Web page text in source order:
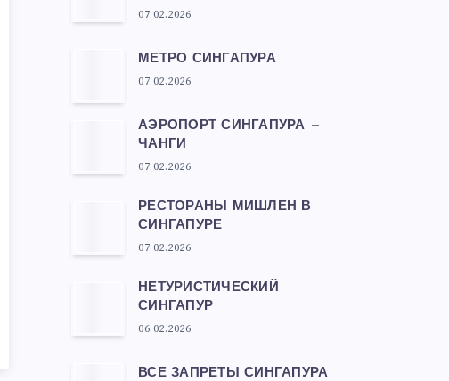
07.02.2026
МЕТРО СИНГАПУРА
07.02.2026
АЭРОПОРТ СИНГАПУРА —
ЧАНГИ
07.02.2026
РЕСТОРАНЫ МИШЛЕН В
СИНГАПУРЕ
07.02.2026
НЕТУРИСТИЧЕСКИЙ
СИНГАПУР
06.02.2026
ВСЕ ЗАПРЕТЫ СИНГАПУРА